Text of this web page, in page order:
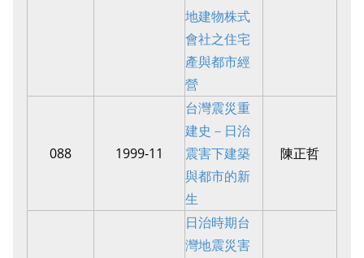
地建物株式
會社之住宅
產與都市經
營
088 1999-11
台灣震災重
建史－日治
震害下建築
與都市的新
生
陳正哲
日治時期台
灣地震災害